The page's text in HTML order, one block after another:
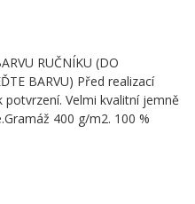
RUČNÍKU (DO
BARVU) Před realizací
Velmi kvalitní jemně
400 g/m2. 100 %